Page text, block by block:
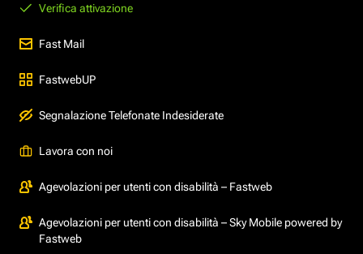
Verifica attivazione
Fast Mail
FastwebUP
Segnalazione Telefonate Indesiderate
Lavora con noi
Agevolazioni per utenti con disabilità – Fastweb
Agevolazioni per utenti con disabilità – Sky Mobile powered by
Fastweb